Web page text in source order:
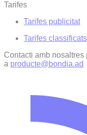
Tarifes
Tarifes publicitat
Tarifes classificats
Contacti amb
a producte@bondia.ad